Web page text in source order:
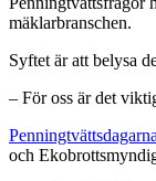
mäklarbranschen.
Syftet är att belysa
– För oss är det
Penningtvättsdagarna
och